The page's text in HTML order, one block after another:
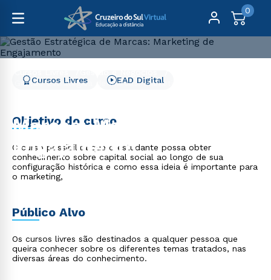
0
Gestão Estratégica de Marcas: Marketing de Engajamento
Marcas: Marketing de
Engajamento
Cursos Livres EAD Digital
Objetivo do curso
O curso possibilita que o estudante possa obter
conhecimento sobre capital social ao longo de sua
configuração histórica e como essa ideia é importante para
o marketing,
Público Alvo
Os cursos livres são destinados a qualquer pessoa que
queira conhecer sobre os diferentes temas tratados, nas
diversas áreas do conhecimento.